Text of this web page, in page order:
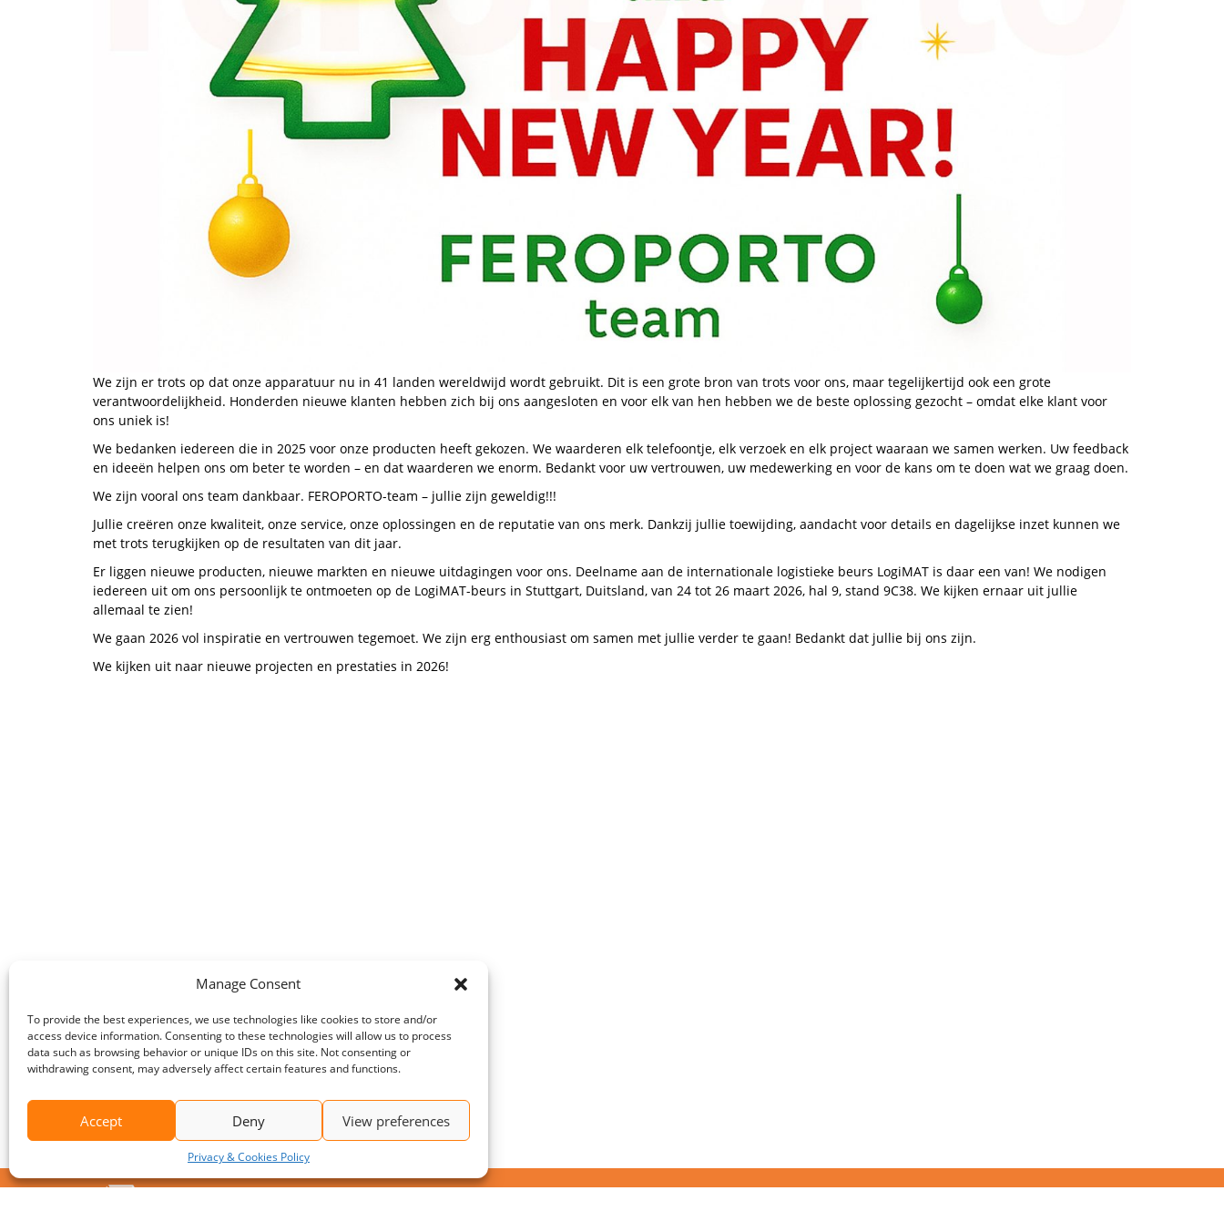
Manage Consent
To provide the best experiences, we use technologies like cookies to store and/or
access device information. Consenting to these technologies will allow us to process
data such as browsing behavior or unique IDs on this site. Not consenting or
withdrawing consent, may adversely affect certain features and functions.
Accept Deny View preferences
Privacy & Cookies Policy
We zijn er trots op dat onze apparatuur nu in 41 landen wereldwijd wordt gebruikt. Dit is een grote bron van trots voor ons, maar tegelijkertijd ook een grote
verantwoordelijkheid. Honderden nieuwe klanten hebben zich bij ons aangesloten en voor elk van hen hebben we de beste oplossing gezocht – omdat elke klant voor
ons uniek is!
We bedanken iedereen die in 2025 voor onze producten heeft gekozen. We waarderen elk telefoontje, elk verzoek en elk project waaraan we samen werken. Uw feedback
en ideeën helpen ons om beter te worden – en dat waarderen we enorm. Bedankt voor uw vertrouwen, uw medewerking en voor de kans om te doen wat we graag doen.
We zijn vooral ons team dankbaar. FEROPORTO-team – jullie zijn geweldig!!!
Jullie creëren onze kwaliteit, onze service, onze oplossingen en de reputatie van ons merk. Dankzij jullie toewijding, aandacht voor details en dagelijkse inzet kunnen we
met trots terugkijken op de resultaten van dit jaar.
Er liggen nieuwe producten, nieuwe markten en nieuwe uitdagingen voor ons. Deelname aan de internationale logistieke beurs LogiMAT is daar een van! We nodigen
iedereen uit om ons persoonlijk te ontmoeten op de LogiMAT-beurs in Stuttgart, Duitsland, van 24 tot 26 maart 2026, hal 9, stand 9C38. We kijken ernaar uit jullie
allemaal te zien!
We gaan 2026 vol inspiratie en vertrouwen tegemoet. We zijn erg enthousiast om samen met jullie verder te gaan! Bedankt dat jullie bij ons zijn.
We kijken uit naar nieuwe projecten en prestaties in 2026!